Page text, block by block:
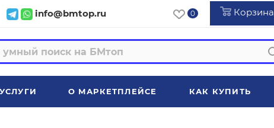
info@bmtop.ru 0 Корзина
УСЛУГИ О МАРКЕТПЛЕЙСЕ КАК КУПИТЬ